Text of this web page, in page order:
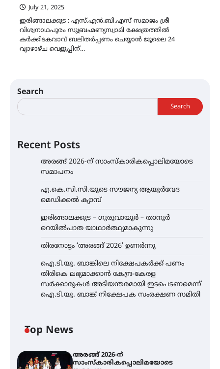
July 21, 2025
ഇരിങ്ങാലക്കുട : എസ്.എൻ.ബി.എസ് സമാജം ശ്രീ
വിശ്വനാഥപുരം സുബ്രഹ്മണ്യസ്വാമി ക്ഷേത്രത്തിൽ
കർക്കിടകവാവ് ബലിതർപ്പണം ചെയ്യാൻ ജൂലൈ 24
വ്യാഴാഴ്ച വെളുപ്പിന്…
Search
Search
Recent Posts
അരങ്ങ് 2026-ന് സാംസ്കാരികപ്പൊലിമയോടെ
സമാപനം
എ.കെ.സി.സി.യുടെ സൗജന്യ ആയുർവേദ
മെഡിക്കൽ ക്യാമ്പ്
ഇരിങ്ങാലക്കുട – ഗുരുവായൂർ – താനൂർ
റെയിൽപാത യാഥാർത്ഥ്യമാകുന്നു
തിരനോട്ടം ‘അരങ്ങ് 2026’ ഉണർന്നു
ഐ.ടി.യു. ബാങ്കിലെ നിക്ഷേപകർക്ക് പണം
തിരികെ ലഭ്യമാക്കാൻ കേന്ദ്ര-കേരള
സർക്കാരുകൾ അടിയന്തരമായി ഇടപെടണമെന്ന്
ഐ.ടി.യു. ബാങ്ക് നിക്ഷേപക സംരക്ഷണ സമിതി
Top News
അരങ്ങ് 2026-ന്
സാംസ്കാരികപ്പൊലിമയോടെ